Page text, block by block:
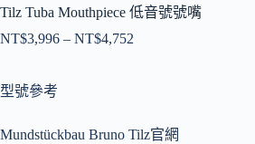
Tilz Tuba Mouthpiece 低音號號嘴
NT$3,996 – NT$4,752價
NT$3,996
型號參考
Mundstückbau Bruno Tilz官網